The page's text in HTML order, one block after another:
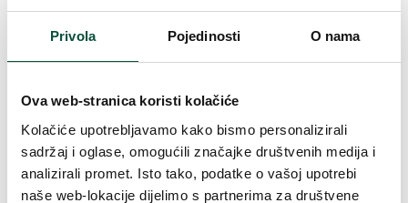
Privola Pojedinosti O nama
Ova web-stranica koristi kolačiće
Kolačiće upotrebljavamo kako bismo personalizirali
sadržaj i oglase, omogućili značajke društvenih medija i
analizirali promet. Isto tako, podatke o vašoj upotrebi
naše web-lokacije dijelimo s partnerima za društvene
Kako izgleda gigantsko umjetno božićno
drvce?
naravno ne mogu nedostajati popularna
snježno drvo3D Kraljevska Smreka. Zahvaljujući velikom broju 3D
grana dopunjenih PVC iglicama od kojih je drvce izrađeno, možete
očekivati ​​zaista gust i realan izgled. Ova ekskluzivna 3D iglica
izrađena je najnovijom tehnologijom od odljevaka pravih iglica i
tako savršeno oponaša živo drvo u prirodi. Osim toga, izrađen je od
sporo gorećih materijala. Drvo impresionira svojim izgledom,